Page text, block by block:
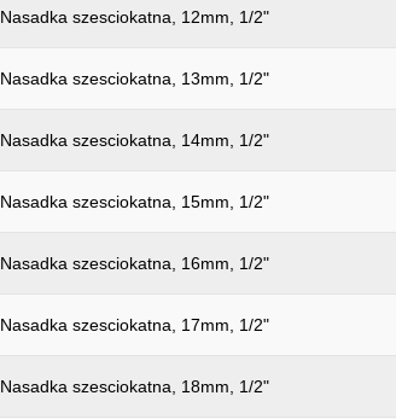
Nasadka szesciokatna, 12mm, 1/2"
Nasadka szesciokatna, 13mm, 1/2"
Nasadka szesciokatna, 14mm, 1/2"
Nasadka szesciokatna, 15mm, 1/2"
Nasadka szesciokatna, 16mm, 1/2"
Nasadka szesciokatna, 17mm, 1/2"
Nasadka szesciokatna, 18mm, 1/2"